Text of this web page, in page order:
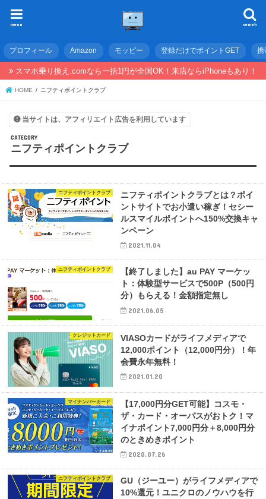
search
menu
プロフィール Amazon モッピー 登録だけでポイントGET 携
スマホ乗り換え.comなら一括1円が全国OK！来店ならiPhoneもあり！
HOME ニフティポイントクラブ
当サイトは、アフィリエイト広告を利用しています
ニフティポイントクラブ
ニフティポイントクラブ
ニフティポイントクラブとは？ポイ
ントサイトでお小遣い稼ぎ！セシー
ルスマイルポイントへ150%交換キャ
ンペーン
2021.11.04
ニフティポイントクラブ
【終了しました】au PAY マーケッ
ト：体験型サービスで500P（500円
分）もらえる！金額指定無し
2021.06.05
クレジットカード
VIASOカードがライフメディアで
12,000ポイント（12,000円分）！年
会費永年無料！
2021.01.20
マイナンバーカード
【17,000円分GET可能】コスモ・
ザ・カード・オーパスがおトク！マ
イナポイント7,000円分＋8,000円分
のときめきポイント
2020.07.26
ニフティポイントクラブ
GU（ジーユー）がライフメディアで
10%還元！ユニクロのノウハウを行